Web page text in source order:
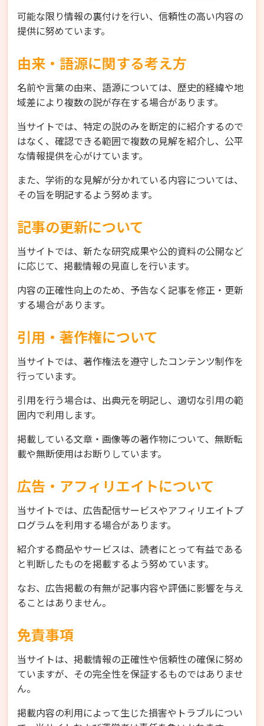
可能な限り情報の裏付けを行い、信頼性の高い内容の
提供に努めています。
由来・語源に関する考え方
名前や言葉の由来、語源については、歴史的経緯や地
域差により複数の説が存在する場合があります。
当サイトでは、特定の説のみを断定的に紹介するので
はなく、確認できる範囲で複数の見解を紹介し、公平
な情報提供を心がけています。
また、学術的な見解が分かれている内容については、
その旨を明記するよう努めます。
記事の更新について
当サイトでは、新たな研究成果や公的資料の公開など
に応じて、掲載情報の見直しを行います。
内容の正確性向上のため、予告なく記事を修正・更新
する場合があります。
引用・著作権について
当サイトでは、著作権法を遵守したコンテンツ制作を
行っています。
引用を行う場合は、出典元を明記し、適切な引用の範
囲内で利用します。
掲載している文章・画像等の著作物について、無断転
載や無断使用はお断りしています。
広告・アフィリエイトについて
当サイトでは、広告配信サービスやアフィリエイトプ
ログラムを利用する場合があります。
紹介する商品やサービスは、読者にとって有益である
と判断したものを掲載するよう努めています。
なお、広告掲載の有無が記事内容や評価に影響を与え
ることはありません。
免責事項
当サイトは、掲載情報の正確性や信頼性の確保に努め
ていますが、その完全性を保証するものではありませ
ん。
掲載内容の利用によって生じた損害やトラブルについ